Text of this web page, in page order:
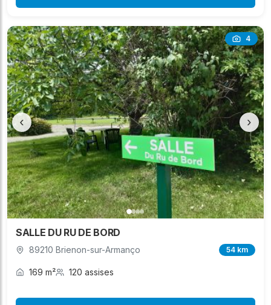
4
‹ ›
SALLE DU RU DE BORD
89210 Brienon-sur-Armanço 54 km
169 m² 120 assises